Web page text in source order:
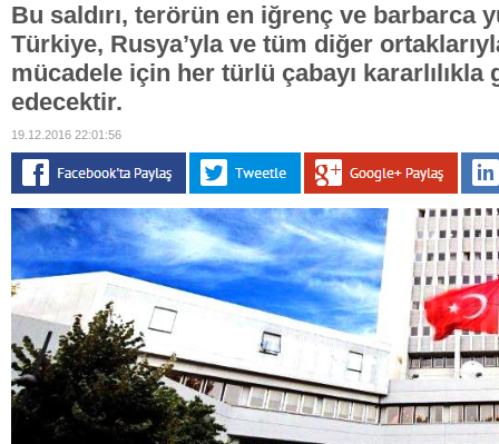
Bu saldırı, terörün en iğrenç ve barbarca
Türkiye, Rusya’yla ve tüm diğer
mücadele için her türlü çabayı kararlılıkla
edecektir.
19.12.2016 22:01:56